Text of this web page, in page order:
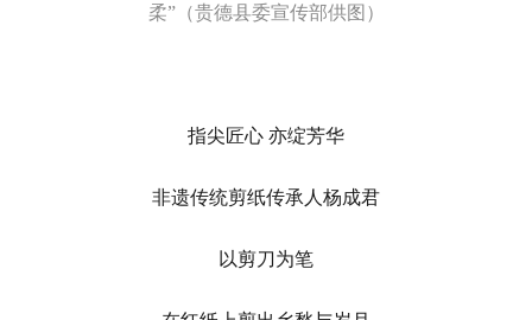
柔”（贵德县委宣传部供图）
指尖匠心 亦绽芳华
非遗传统剪纸传承人杨成君
以剪刀为笔